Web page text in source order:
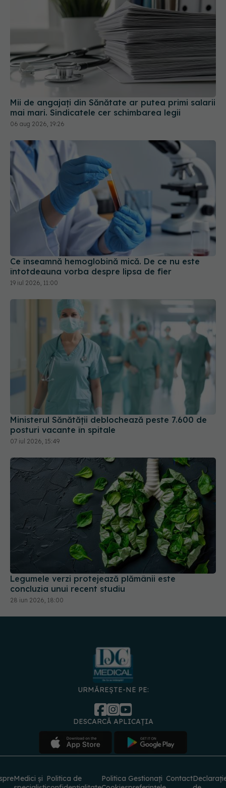
Mii de angajați din Sănătate ar putea primi salarii
mai mari. Sindicatele cer schimbarea legii
06 aug 2026, 19:26
Ce înseamnă hemoglobină mică. De ce nu este
întotdeauna vorba despre lipsa de fier
19 iul 2026, 11:00
Ministerul Sănătății deblochează peste 7.600 de
posturi vacante în spitale
07 iul 2026, 15:49
Legumele verzi protejează plămânii este
concluzia unui recent studiu
28 iun 2026, 18:00
URMĂREȘTE-NE PE:
DESCARCĂ APLICAȚIA
Medici și Politica de
Politica Gestionați Contact